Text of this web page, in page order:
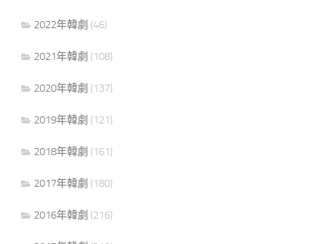
2022年韓劇 (46)
2021年韓劇 (108)
2020年韓劇 (137)
2019年韓劇 (121)
2018年韓劇 (161)
2017年韓劇 (180)
2016年韓劇 (216)